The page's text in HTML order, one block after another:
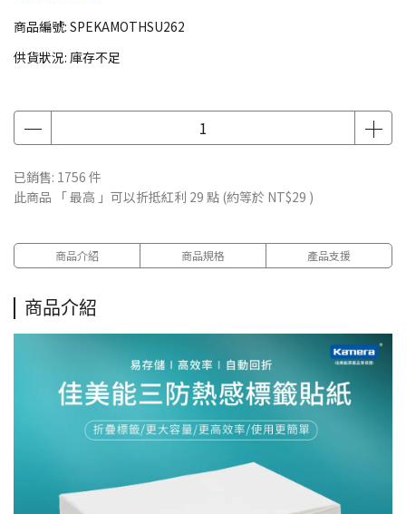
商品編號: SPEKAMOTHSU262
供貨狀況: 庫存不足
已銷售: 1756 件
此商品 「 最高 」可以折抵紅利 29 點 (約等於 NT$29 )
商品介紹 商品規格 產品支援
商品介紹